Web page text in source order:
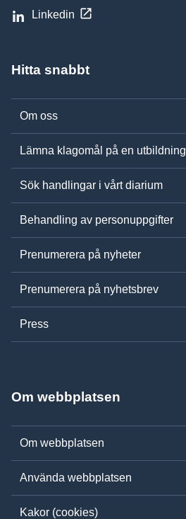
Linkedin
Hitta snabbt
Om oss
Lämna klagomål på en utbildning
Sök handlingar i vårt diarium
Behandling av personuppgifter
Prenumerera på nyheter
Prenumerera på nyhetsbrev
Press
Om webbplatsen
Om webbplatsen
Använda webbplatsen
Kakor (cookies)